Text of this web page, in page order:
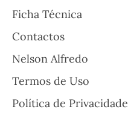
Ficha Técnica
Contactos
Nelson Alfredo
Termos de Uso
Política de Privacidade